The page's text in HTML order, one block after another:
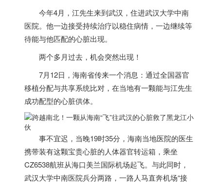
今年4月，江先生来到武汉，住进武汉大学中南
医院。他一边接受持续治疗以稳住病情，一边继续等
待能与他匹配的心脏出现。
两个多月过去，机会突然出现！
7月12日，海南省传来一个消息：通过全国器官
移植分配与共享系统比对，在当地有一颗能与江先生
成功配型的心脏供体。
事不宜迟，当晚19时35分，海南当地医院的医生
携带装有这颗宝贵心脏的人体器官转运箱，乘坐
CZ6538航班从海口美兰国际机场起飞。与此同时，
武汉大学中南医院兵分两路，一路人马直奔机场“接